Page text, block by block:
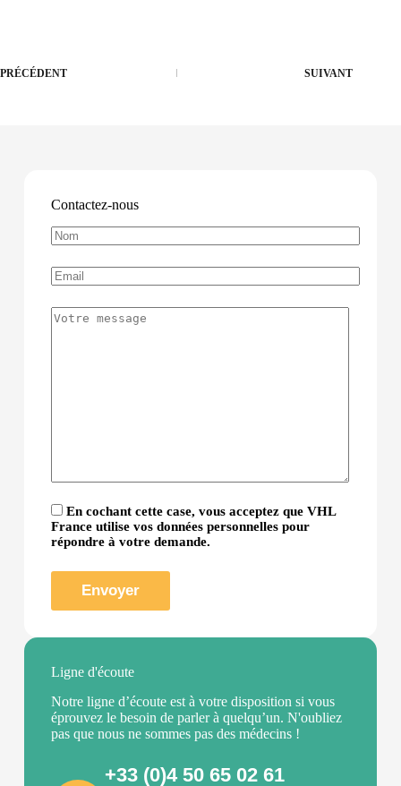
PRÉCÉDENT SUIVANT
Contactez-nous
En cochant cette case, vous acceptez que VHL
France utilise vos données personnelles pour
répondre à votre demande.
Ligne d'écoute
Notre ligne d’écoute est à votre disposition si vous
éprouvez le besoin de parler à quelqu’un. N'oubliez
pas que nous ne sommes pas des médecins !
+33 (0)4 50 65 02 61